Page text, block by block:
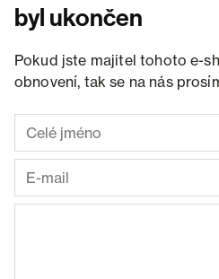
byl ukončen
Pokud jste majitel tohoto e-
obnovení, tak se na nás